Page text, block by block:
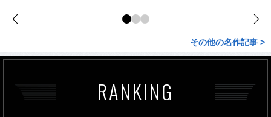
その他の名作記事 >
RANKING